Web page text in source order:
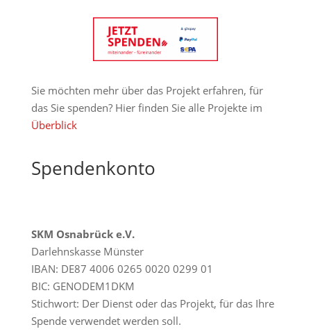
Sie möchten mehr über das Projekt erfahren, für
das Sie spenden? Hier finden Sie alle Projekte im
Überblick
Spendenkonto
SKM Osnabrück e.V.
Darlehnskasse Münster
IBAN: DE87 4006 0265 0020 0299 01
BIC: GENODEM1DKM
Stichwort: Der Dienst oder das Projekt, für das Ihre
Spende verwendet werden soll.